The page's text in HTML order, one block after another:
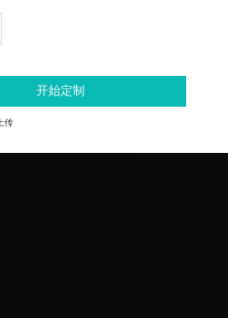
开始定制
传